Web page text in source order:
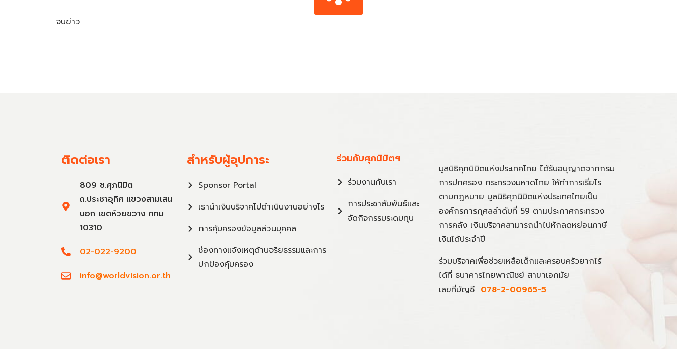
จบข่าว
ติดต่อเรา
809 ซ.ศุภนิมิต
ถ.ประชาอุทิศ แขวงสามเสน
นอก เขตห้วยขวาง กทม
10310
02-022-9200
info@worldvision.or.th
สำหรับผู้อุปการะ
Sponsor Portal
เรานำเงินบริจาคไปดำเนินงานอย่างไร
การคุ้มครองข้อมูลส่วนบุคคล
ช่องทางแจ้งเหตุด้านจริยธรรมและการ
ปกป้องคุ้มครอง
ร่วมกับศุภนิมิตฯ
ร่วมงานกับเรา
การประชาสัมพันธ์และ
จัดกิจกรรมระดมทุน
มูลนิธิศุภนิมิตแห่งประเทศไทย ได้รับอนุญาตจากกรม
การปกครอง กระทรวงมหาดไทย ให้ทำการเรี่ยไร
ตามกฎหมาย มูลนิธิศุภนิมิตแห่งประเทศไทยเป็น
องค์กรการกุศลลำดับที่ 59 ตามประกาศกระทรวง
การคลัง เงินบริจาคสามารถนำไปหักลดหย่อนภาษี
เงินได้ประจำปี
ร่วมบริจาคเพื่อช่วยเหลือเด็กและครอบครัวยากไร้
ได้ที่ ธนาคารไทยพาณิชย์ สาขาเอกมัย
เลขที่บัญชี 078-2-00965-5